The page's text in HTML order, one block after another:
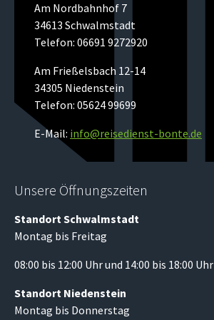
Am Nordbahnhof 7
34613 Schwalmstadt
Telefon: 06691 9272920
Am Frießelsbach 12-14
34305 Niedenstein
Telefon: 05624 99699
E-Mail: info@reisedienst-bonte.de
Unsere Öffnungszeiten
Standort Schwalmstadt
Montag bis Freitag
08:00 bis 12:00 Uhr und 14:00 bis 18:00 Uhr
Standort Niedenstein
Montag bis Donnerstag